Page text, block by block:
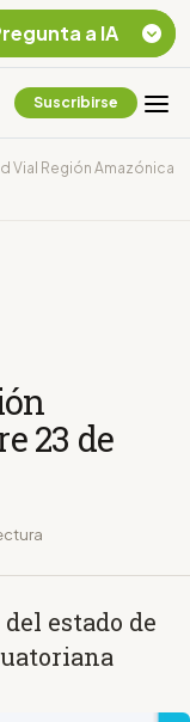
Suscribirse
Vial Región Amazónica
23 de
estado de
a IA
Chevron Ecuador